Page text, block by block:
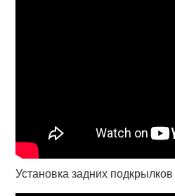
Установка задних